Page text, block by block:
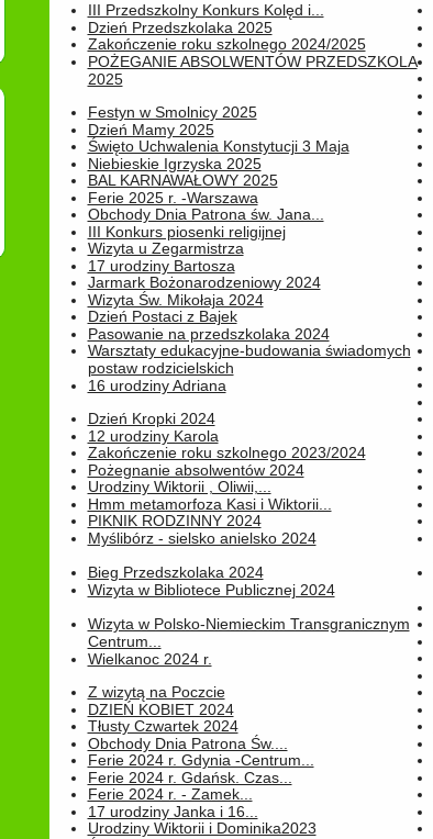
III Przedszkolny Konkurs Kolęd i...
Dzień Przedszkolaka 2025
Zakończenie roku szkolnego 2024/2025
POŻEGANIE ABSOLWENTÓW PRZEDSZKOLA
2025
Festyn w Smolnicy 2025
Dzień Mamy 2025
Święto Uchwalenia Konstytucji 3 Maja
Niebieskie Igrzyska 2025
BAL KARNAWAŁOWY 2025
Ferie 2025 r. -Warszawa
Obchody Dnia Patrona św. Jana...
III Konkurs piosenki religijnej
Wizyta u Zegarmistrza
17 urodziny Bartosza
Jarmark Bożonarodzeniowy 2024
Wizyta Św. Mikołaja 2024
Dzień Postaci z Bajek
Pasowanie na przedszkolaka 2024
Warsztaty edukacyjne-budowania świadomych
postaw rodzicielskich
16 urodziny Adriana
Dzień Kropki 2024
12 urodziny Karola
Zakończenie roku szkolnego 2023/2024
Pożegnanie absolwentów 2024
Urodziny Wiktorii , Oliwii,...
Hmm metamorfoza Kasi i Wiktorii...
PIKNIK RODZINNY 2024
Myślibórz - sielsko anielsko 2024
Bieg Przedszkolaka 2024
Wizyta w Bibliotece Publicznej 2024
Wizyta w Polsko-Niemieckim Transgranicznym
Centrum...
Wielkanoc 2024 r.
Z wizytą na Poczcie
DZIEŃ KOBIET 2024
Tłusty Czwartek 2024
Obchody Dnia Patrona Św....
Ferie 2024 r. Gdynia -Centrum...
Ferie 2024 r. Gdańsk. Czas...
Ferie 2024 r. - Zamek...
17 urodziny Janka i 16...
Urodziny Wiktorii i Dominika2023